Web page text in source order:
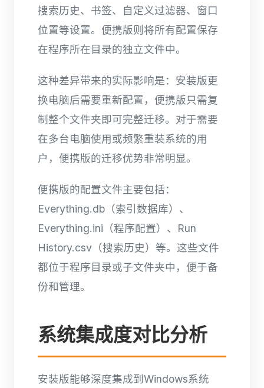
搜索历史、书签、自定义过滤器、窗口
位置等设置。便携版则将所有配置保存
在程序所在目录的独立文件中。
这种差异带来的实际影响是：安装版更
换电脑后需要重新配置，便携版只需复
制整个文件夹即可完整迁移。对于需要
在多台电脑使用或频繁重装系统的用
户，便携版的迁移优势非常明显。
便携版的配置文件主要包括：
Everything.db（索引数据库）、
Everything.ini（程序配置）、Run
History.csv（搜索历史）等。这些文件
都位于程序目录或子文件夹中，便于备
份和管理。
系统集成度对比分析
安装版能够深度集成到Windows系统